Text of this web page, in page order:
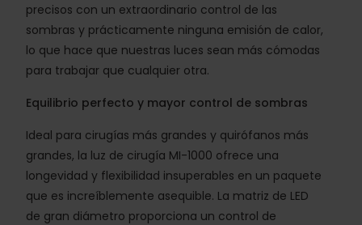
precisos con un extraordinario control de las
sombras y prácticamente ninguna emisión de calor,
lo que hace que nuestras luces sean más cómodas
para trabajar que cualquier otra.
Equilibrio perfecto y mayor control de sombras
Ideal para cirugías más grandes y quirófanos más
grandes, la luz de cirugía MI-1000 ofrece una
longevidad y flexibilidad insuperables en un paquete
que es increíblemente asequible. La matriz de LED
de gran diámetro proporciona un control de